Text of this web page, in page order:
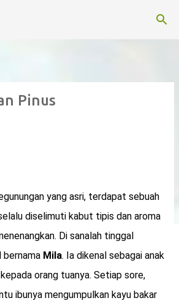
ke konten utama
Pinus
yang asri, terdapat sebuah
diselimuti kabut tipis dan aroma
Di sanalah tinggal
bernama Mila. Ia dikenal sebagai anak
orang tuanya. Setiap sore,
ibunya mengumpulkan kayu bakar